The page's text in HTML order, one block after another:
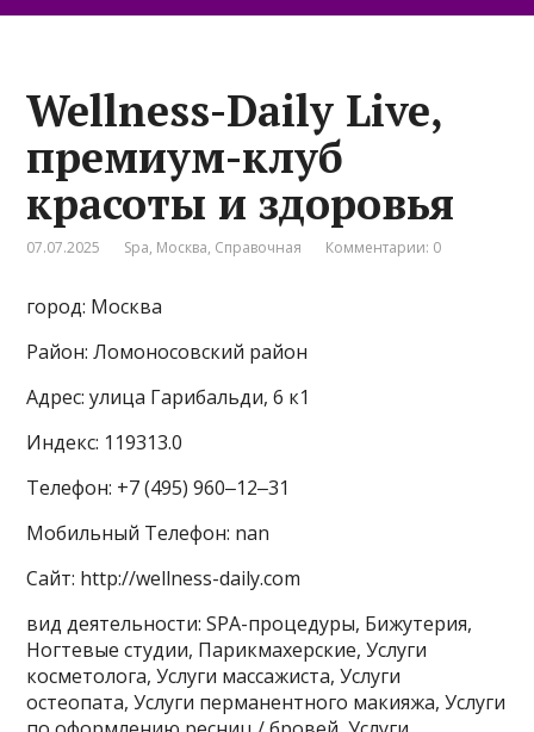
Wellness-Daily Live,
премиум-клуб
красоты и здоровья
07.07.2025 Spa, Москва, Справочная Комментарии: 0
город: Москва
Район: Ломоносовский район
Адрес: улица Гарибальди, 6 к1
Индекс: 119313.0
Телефон: +7 (495) 960‒12‒31
Мобильный Телефон: nan
Сайт: http://wellness-daily.com
вид деятельности: SPA-процедуры, Бижутерия,
Ногтевые студии, Парикмахерские, Услуги
косметолога, Услуги массажиста, Услуги
остеопата, Услуги перманентного макияжа, Услуги